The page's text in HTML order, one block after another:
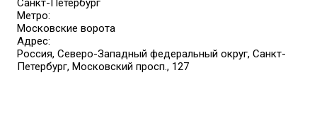
Санкт-Петербург
Метро:
Московские ворота
Адрес:
Россия, Северо-Западный федеральный округ, Санкт-
Петербург, Московский просп., 127